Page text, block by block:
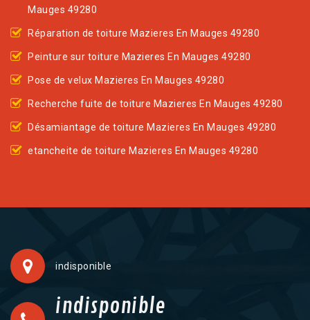
Mauges 49280
Réparation de toiture Mazieres En Mauges 49280
Peinture sur toiture Mazieres En Mauges 49280
Pose de velux Mazieres En Mauges 49280
Recherche fuite de toiture Mazieres En Mauges 49280
Désamiantage de toiture Mazieres En Mauges 49280
etancheite de toiture Mazieres En Mauges 49280
indisponible
indisponible